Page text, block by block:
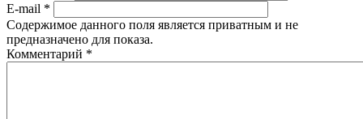
E-mail *
Содержимое данного поля является приватным и не
предназначено для показа.
Комментарий *